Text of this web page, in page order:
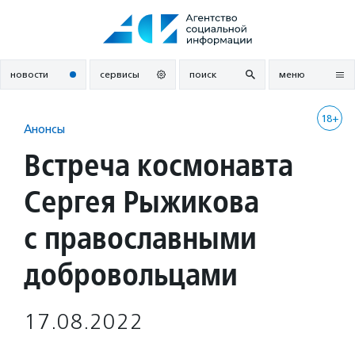
новости сервисы поиск меню
18+
Анонсы
Встреча космонавта
Сергея Рыжикова
с православными
добровольцами
17.08.2022